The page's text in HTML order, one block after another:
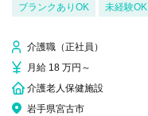
ブランクありOK 未経験OK
介護職（正社員）
月給 18 万円～
介護老人保健施設
岩手県宮古市